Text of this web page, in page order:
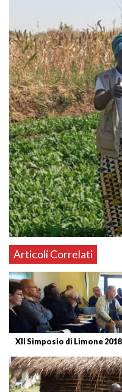
Articoli Correlati
XII Simposio di Limone 2018